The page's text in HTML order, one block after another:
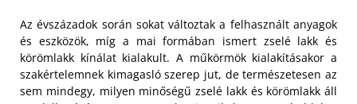
Az évszázadok során sokat változtak a felhasznált anyagok
és eszközök, míg a mai formában ismert zselé lakk és
körömlakk kínálat kialakult. A műkörmök kialakításakor a
szakértelemnek kimagasló szerep jut, de természetesen az
sem mindegy, milyen minőségű zselé lakk és körömlakk áll